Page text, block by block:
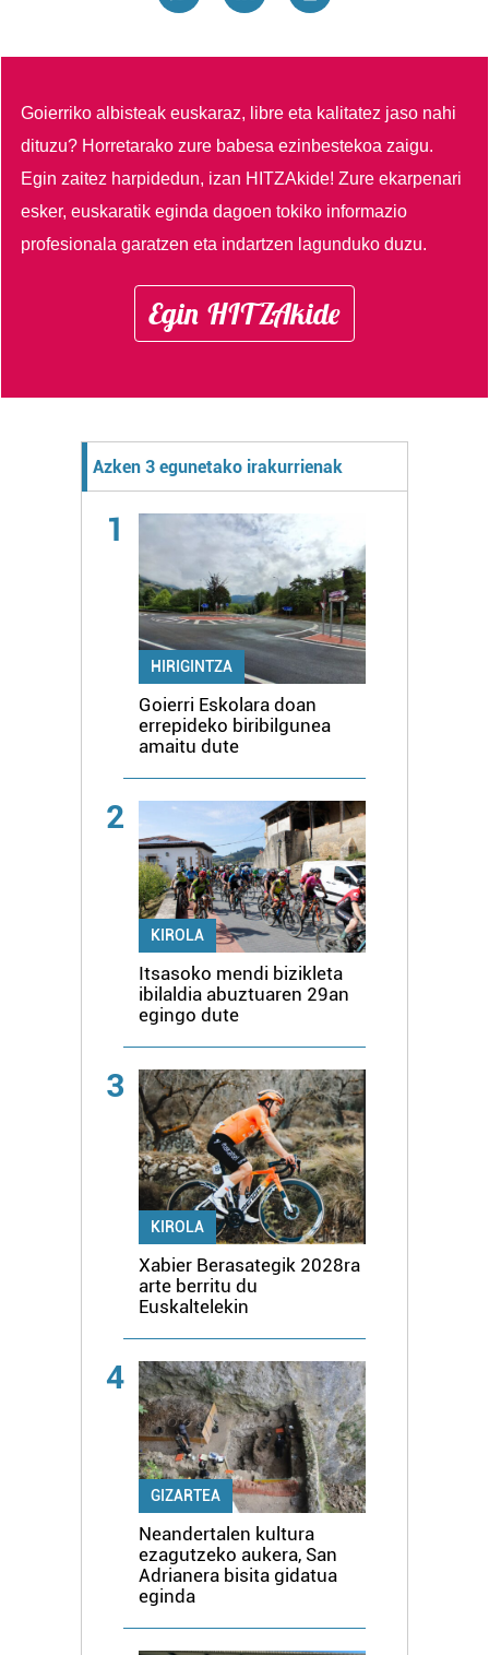
Goierriko albisteak euskaraz, libre eta kalitatez jaso nahi
dituzu? Horretarako zure babesa ezinbestekoa zaigu.
Egin zaitez harpidedun, izan HITZAkide!Zure ekarpenari
esker, euskaratik eginda dagoen tokiko informazio
profesionala garatzen eta indartzen lagunduko duzu.
Egin HITZAkide
Azken 3 egunetako irakurrienak
1
HIRIGINTZA
Goierri Eskolara doan
errepideko biribilgunea
amaitu dute
2
KIROLA
Itsasoko mendi bizikleta
ibilaldia abuztuaren 29an
egingo dute
3
KIROLA
Xabier Berasategik 2028ra
arte berritu du
Euskaltelekin
4
GIZARTEA
Neandertalen kultura
ezagutzeko aukera, San
Adrianera bisita gidatua
eginda